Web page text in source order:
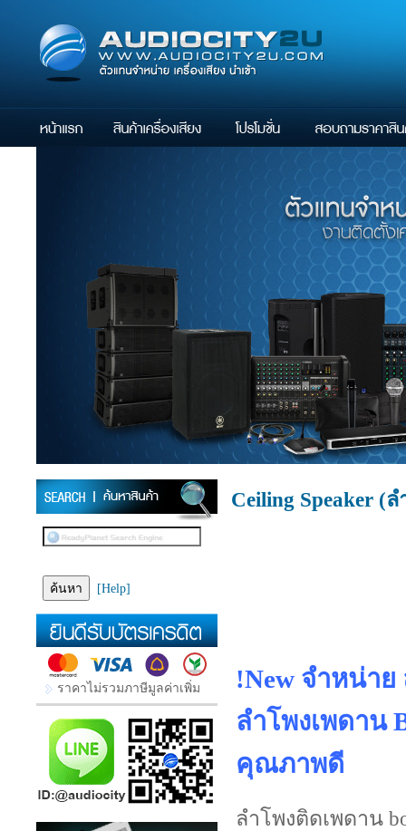
[Help]
ราคาไม่รวมภาษีมูลค่าเพิ่ม
Ceiling Speaker (
!New จำหน่าย
ลำโพงเพดาน
คุณภาพดี
ลำโพงติดเพดาน